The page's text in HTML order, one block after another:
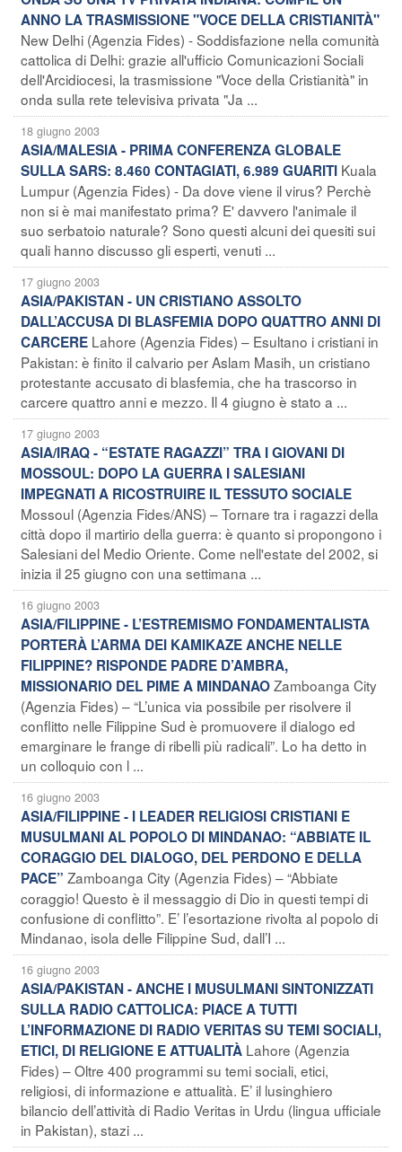
ANNO LA TRASMISSIONE "VOCE DELLA CRISTIANITÀ"
New Delhi (Agenzia Fides) - Soddisfazione nella comunità
cattolica di Delhi: grazie all'ufficio Comunicazioni Sociali
dell'Arcidiocesi, la trasmissione "Voce della Cristianità" in
onda sulla rete televisiva privata "Ja ...
18 giugno 2003
ASIA/MALESIA - PRIMA CONFERENZA GLOBALE
SULLA SARS: 8.460 CONTAGIATI, 6.989 GUARITI Kuala
Lumpur (Agenzia Fides) - Da dove viene il virus? Perchè
non si è mai manifestato prima? E' davvero l'animale il
suo serbatoio naturale? Sono questi alcuni dei quesiti sui
quali hanno discusso gli esperti, venuti ...
17 giugno 2003
ASIA/PAKISTAN - UN CRISTIANO ASSOLTO
DALL’ACCUSA DI BLASFEMIA DOPO QUATTRO ANNI DI
CARCERE Lahore (Agenzia Fides) – Esultano i cristiani in
Pakistan: è finito il calvario per Aslam Masih, un cristiano
protestante accusato di blasfemia, che ha trascorso in
carcere quattro anni e mezzo. Il 4 giugno è stato a ...
17 giugno 2003
ASIA/IRAQ - “ESTATE RAGAZZI” TRA I GIOVANI DI
MOSSOUL: DOPO LA GUERRA I SALESIANI
IMPEGNATI A RICOSTRUIRE IL TESSUTO SOCIALE
Mossoul (Agenzia Fides/ANS) – Tornare tra i ragazzi della
città dopo il martirio della guerra: è quanto si propongono i
Salesiani del Medio Oriente. Come nell'estate del 2002, si
inizia il 25 giugno con una settimana ...
16 giugno 2003
ASIA/FILIPPINE - L’ESTREMISMO FONDAMENTALISTA
PORTERÀ L’ARMA DEI KAMIKAZE ANCHE NELLE
FILIPPINE? RISPONDE PADRE D’AMBRA,
MISSIONARIO DEL PIME A MINDANAOZamboanga City
(Agenzia Fides) – “L’unica via possibile per risolvere il
conflitto nelle Filippine Sud è promuovere il dialogo ed
emarginare le frange di ribelli più radicali”. Lo ha detto in
un colloquio con l ...
16 giugno 2003
ASIA/FILIPPINE - I LEADER RELIGIOSI CRISTIANI E
MUSULMANI AL POPOLO DI MINDANAO: “ABBIATE IL
CORAGGIO DEL DIALOGO, DEL PERDONO E DELLA
PACE” Zamboanga City (Agenzia Fides) – “Abbiate
coraggio! Questo è il messaggio di Dio in questi tempi di
confusione di conflitto”. E’ l’esortazione rivolta al popolo di
Mindanao, isola delle Filippine Sud, dall’I ...
16 giugno 2003
ASIA/PAKISTAN - ANCHE I MUSULMANI SINTONIZZATI
SULLA RADIO CATTOLICA: PIACE A TUTTI
L’INFORMAZIONE DI RADIO VERITAS SU TEMI SOCIALI,
ETICI, DI RELIGIONE E ATTUALITÀ Lahore (Agenzia
Fides) – Oltre 400 programmi su temi sociali, etici,
religiosi, di informazione e attualità. E’ il lusinghiero
bilancio dell’attività di Radio Veritas in Urdu (lingua ufficiale
in Pakistan), stazi ...